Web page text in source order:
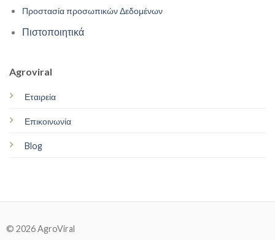
Προστασία προσωπικών Δεδομένων
Πιστοποιητικά
Agroviral
Εταιρεία
Επικοινωνία
Blog
© 2026 AgroViral